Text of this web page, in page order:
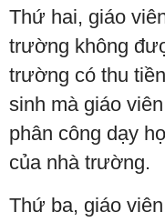
Thứ hai, giáo
trường không
trường có thu
sinh mà giáo
phân công dạy
của nhà trường.
Thứ ba, giáo